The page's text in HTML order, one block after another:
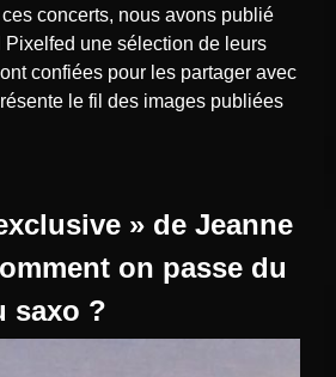
concerts, nous avons publié
une sélection de leurs
confiées pour les partager avec
le fil des images publiées
on passe du
saxo ?